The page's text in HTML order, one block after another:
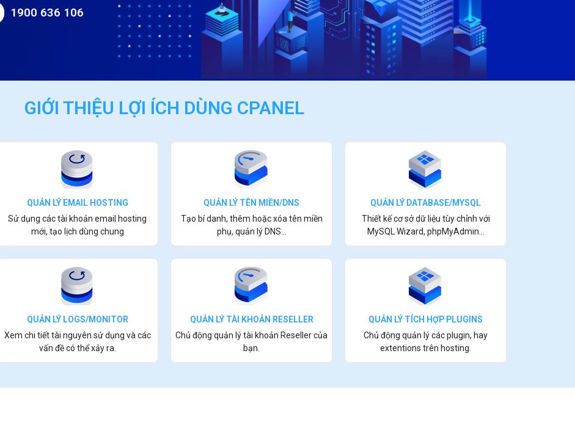
1900 636 106
GIỚI THIỆU LỢI ÍCH DÙNG CPANEL
QUẢN LÝ EMAIL HOSTING
Sử dụng các tài khoản email hosting
mới, tạo lịch dùng chung
QUẢN LÝ LOGS/MONITOR
Xem chi tiết tài nguyên sử dụng và các
vấn đề có thể xảy ra.
QUẢN LÝ TÊN MIỀN/DNS
Tạo bí danh, thêm hoặc xóa tên miền
phụ, quản lý DNS...
QUẢN LÝ TÀI KHOẢN RESELLER
Chủ động quản lý tài khoản Reseller của
bạn.
QUẢN LÝ DATABASE/MYSQL
Thiết kế cơ sở dữ liệu tùy chỉnh với
MySQL Wizard, phpMyAdmin...
QUẢN LÝ TÍCH HỢP PLUGINS
Chủ động quản lý các plugin, hay
extentions trên hosting.